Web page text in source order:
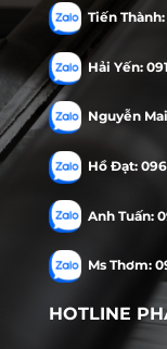
Tiến
Hải Yến:
Nguyễn
Hồ Đạt:
Anh Tuấn:
Ms Thơm:
HOTLINE